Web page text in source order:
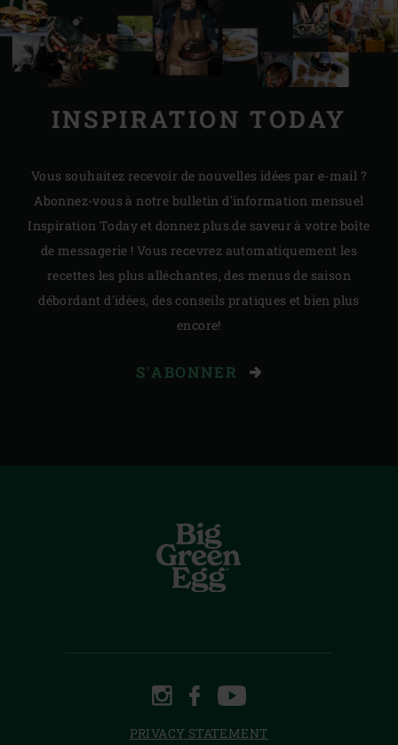
INSPIRATION TODAY
Vous souhaitez recevoir de nouvelles idées par e-mail ?
Abonnez-vous à notre bulletin d'information mensuel
Inspiration Today et donnez plus de saveur à votre boîte
de messagerie ! Vous recevrez automatiquement les
recettes les plus alléchantes, des menus de saison
débordant d'idées, des conseils pratiques et bien plus
encore!
S'ABONNER
INSTAGRAM
FACEBOOKYOUTUBE
PRIVACY STATEMENT